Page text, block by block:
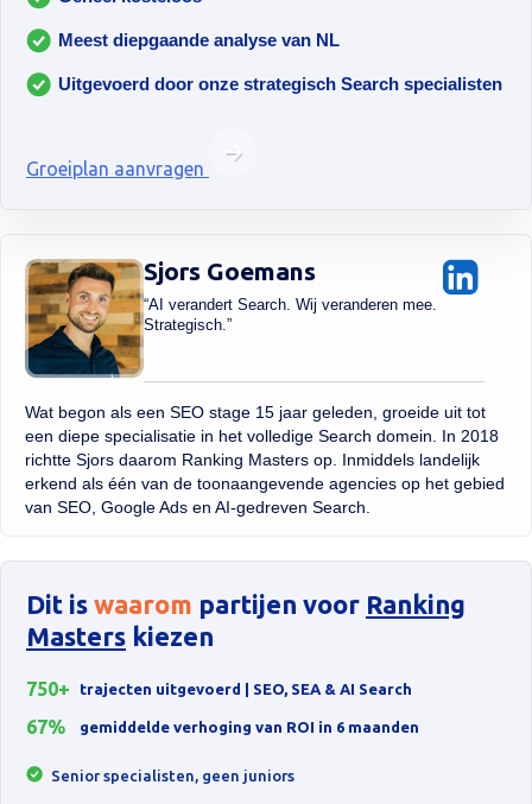
Meest diepgaande analyse van NL
Uitgevoerd door onze strategisch Search specialisten
Groeiplan aanvragen
Sjors Goemans
“AI verandert Search. Wij veranderen mee.
Strategisch.”
Wat begon als een SEO stage 15 jaar geleden, groeide uit tot
een diepe specialisatie in het volledige Search domein. In 2018
richtte Sjors daarom Ranking Masters op. Inmiddels landelijk
erkend als één van de toonaangevende agencies op het gebied
van SEO, Google Ads en AI-gedreven Search.
Dit is waarom partijen voor Ranking
Masters kiezen
750+ trajecten uitgevoerd | SEO, SEA & AI Search
67% gemiddelde verhoging van ROI in 6 maanden
Senior specialisten, geen juniors